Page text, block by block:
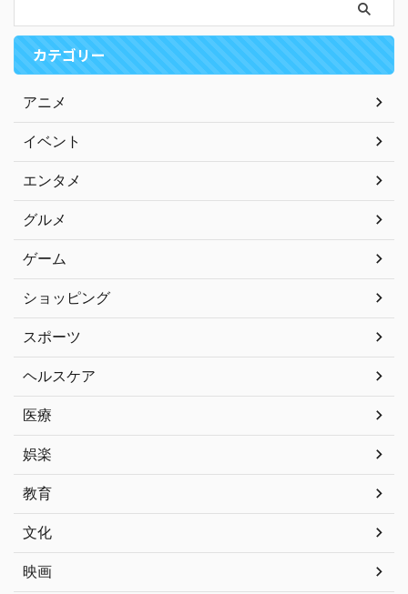
カテゴリー
アニメ
イベント
エンタメ
グルメ
ゲーム
ショッピング
スポーツ
ヘルスケア
医療
娯楽
教育
文化
映画